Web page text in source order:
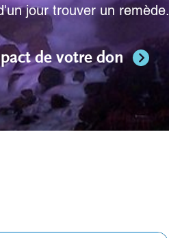
jour trouver un remède.
de votre don